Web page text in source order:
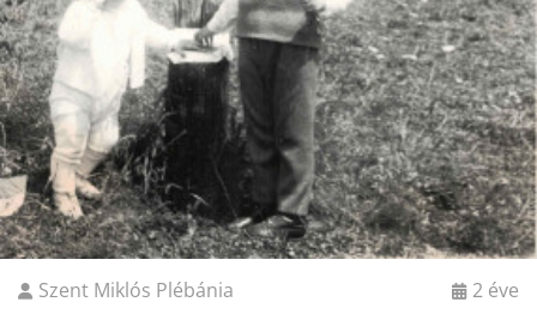
Szent Miklós Plébánia 2 éve